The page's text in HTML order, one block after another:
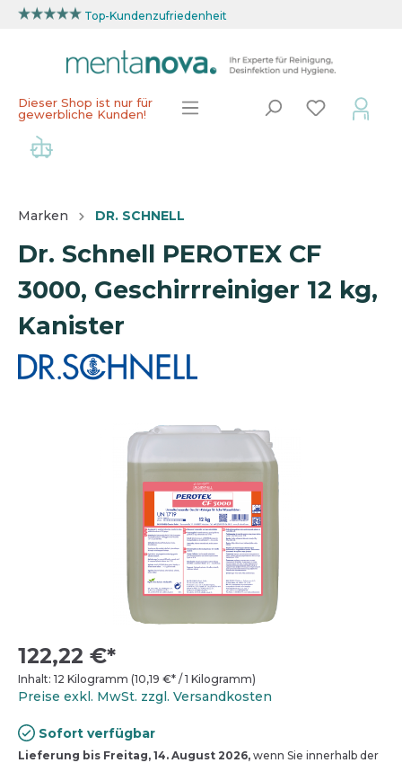
Top-Kundenzufriedenheit
Dieser Shop ist nur für
gewerbliche Kunden!
Marken DR. SCHNELL
Dr. Schnell PEROTEX CF
3000, Geschirrreiniger 12 kg,
Kanister
122,22 €*
Inhalt: 12 Kilogramm (10,19 €* / 1 Kilogramm)
Preise exkl. MwSt. zzgl. Versandkosten
Sofort verfügbar
Lieferung bis Freitag, 14. August 2026, wenn Sie innerhalb der